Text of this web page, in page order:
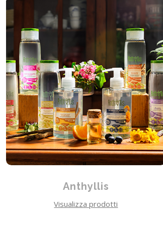
Anthyllis
Visualizza prodotti